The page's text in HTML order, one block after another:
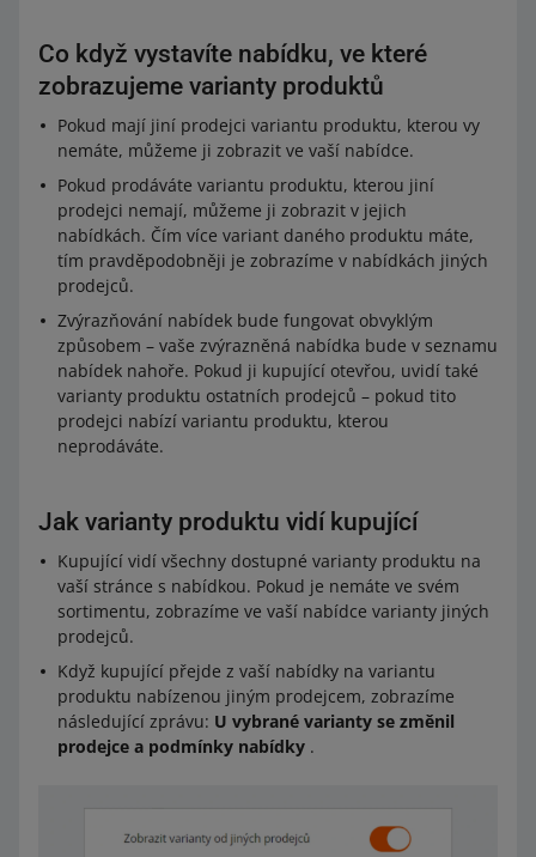
Co když vystavíte nabídku, ve které
zobrazujeme varianty produktů
Pokud mají jiní prodejci variantu produktu, kterou vy
nemáte, můžeme ji zobrazit ve vaší nabídce.
Pokud prodáváte variantu produktu, kterou jiní
prodejci nemají, můžeme ji zobrazit v jejich
nabídkách. Čím více variant daného produktu máte,
tím pravděpodobněji je zobrazíme v nabídkách jiných
prodejců.
Zvýrazňování nabídek bude fungovat obvyklým
způsobem – vaše zvýrazněná nabídka bude v seznamu
nabídek nahoře. Pokud ji kupující otevřou, uvidí také
varianty produktu ostatních prodejců – pokud tito
prodejci nabízí variantu produktu, kterou
neprodáváte.
Jak varianty produktu vidí kupující
Kupující vidí všechny dostupné varianty produktu na
vaší stránce s nabídkou. Pokud je nemáte ve svém
sortimentu, zobrazíme ve vaší nabídce varianty jiných
prodejců.
Když kupující přejde z vaší nabídky na variantu
produktu nabízenou jiným prodejcem, zobrazíme
následující zprávu: U vybrané varianty se změnil
prodejce a podmínky nabídky .